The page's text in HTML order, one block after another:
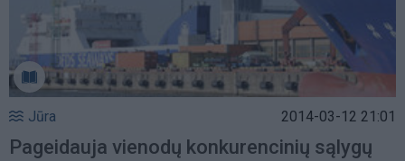
Jūra 2014-03-12 21:01
Pageidauja vienodų konkurencinių sąlygų